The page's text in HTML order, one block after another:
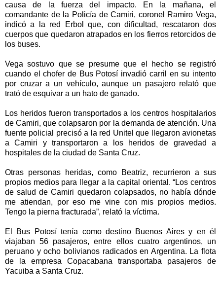
causa de la fuerza del impacto. En la mañana, el
comandante de la Policía de Camiri, coronel Ramiro Vega,
indicó a la red Erbol que, con dificultad, rescataron dos
cuerpos que quedaron atrapados en los fierros retorcidos de
los buses.
Vega sostuvo que se presume que el hecho se registró
cuando el chofer de Bus Potosí invadió carril en su intento
por cruzar a un vehículo, aunque un pasajero relató que
trató de esquivar a un hato de ganado.
Los heridos fueron transportados a los centros hospitalarios
de Camiri, que colapsaron por la demanda de atención. Una
fuente policial precisó a la red Unitel que llegaron avionetas
a Camiri y transportaron a los heridos de gravedad a
hospitales de la ciudad de Santa Cruz.
Otras personas heridas, como Beatriz, recurrieron a sus
propios medios para llegar a la capital oriental. “Los centros
de salud de Camiri quedaron colapsados, no había dónde
me atiendan, por eso me vine con mis propios medios.
Tengo la pierna fracturada”, relató la víctima.
El Bus Potosí tenía como destino Buenos Aires y en él
viajaban 56 pasajeros, entre ellos cuatro argentinos, un
peruano y ocho bolivianos radicados en Argentina. La flota
de la empresa Copacabana transportaba pasajeros de
Yacuiba a Santa Cruz.